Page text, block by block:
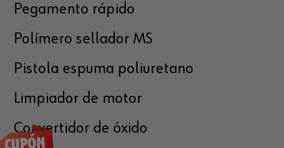
Pegamento rápido
Polímero sellador MS
Pistola espuma poliuretano
Limpiador de motor
Convertidor de óxido